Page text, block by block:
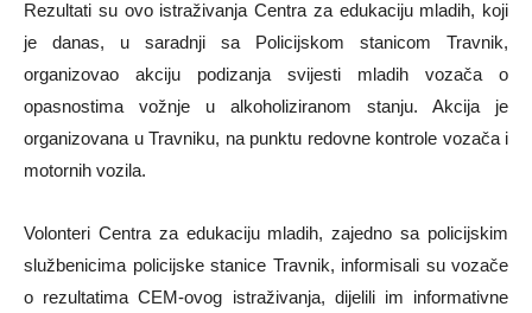
Rezultati su ovo istraživanja Centra za edukaciju mladih, koji
je danas, u saradnji sa Policijskom stanicom Travnik,
organizovao akciju podizanja svijesti mladih vozača o
opasnostima vožnje u alkoholiziranom stanju. Akcija je
organizovana u Travniku, na punktu redovne kontrole vozača i
motornih vozila.
Volonteri Centra za edukaciju mladih, zajedno sa policijskim
službenicima policijske stanice Travnik, informisali su vozače
o rezultatima CEM-ovog istraživanja, dijelili im informativne